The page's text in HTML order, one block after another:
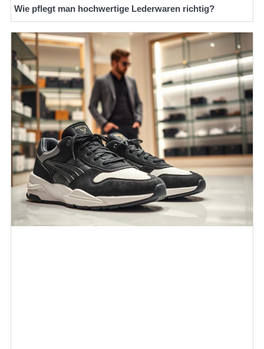
Wie pflegt man hochwertige Lederwaren richtig?